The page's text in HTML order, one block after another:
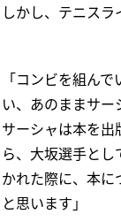
しかし、テニスラ
「コンビを組ん
い、あのままサ
サーシャは本を
ら、大坂選手と
かれた際に、本
と思います」